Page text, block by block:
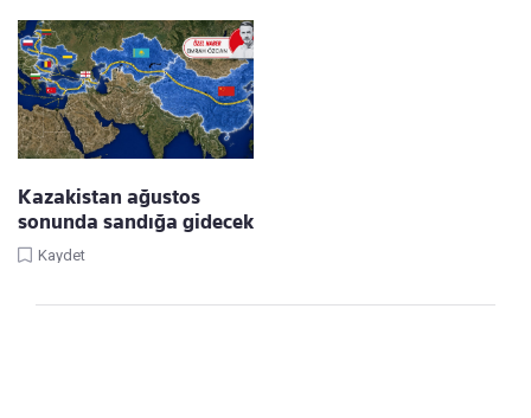
Kazakistan ağustos
sonunda sandığa gidecek
Kaydet